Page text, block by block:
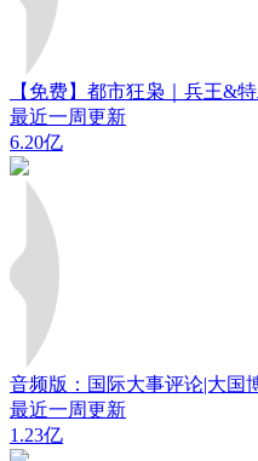
【免费】都市狂枭｜兵王&
最近一周更新
6.20亿
音频版：国际大事评论|大国
最近一周更新
1.23亿